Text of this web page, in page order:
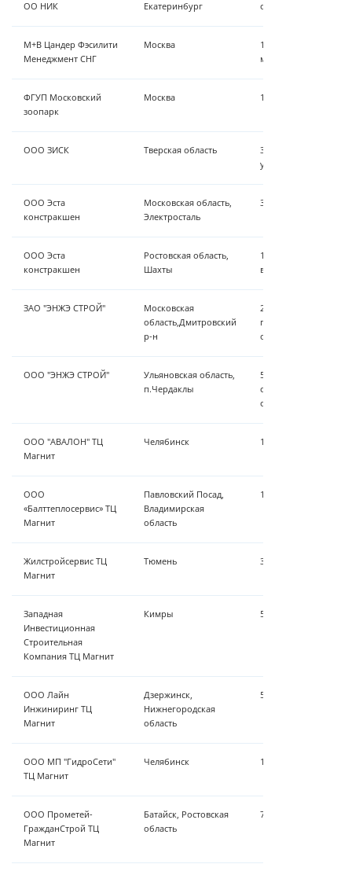
ОО НИК Екатеринбург оборудование
М+В Цандер Фэсилити
Менеджмент СНГ
Москва
10 м³ - уф-
монтаж
ФГУП Московский
зоопарк
Москва 1 м³/час -
ООО ЗИСК Тверская область
3 м³/час Установка
умягчения и УФ
ООО Эста
констракшен
Московская область,
Электросталь
3 м³/час
ООО Эста
констракшен
Ростовская область,
Шахты
10 м³/час
воды
ЗАО "ЭНЖЭ СТРОЙ"
Московская
область,Дмитровский
р-н
25 м³/час - РИВ,
подъема,
обеззараживание
ООО "ЭНЖЭ СТРОЙ"
Ульяновская область,
п.Чердаклы
5 м³/час - насосная
обезжелезивание,
обеззараживание
ООО "АВАЛОН" ТЦ
Магнит
Челябинск 1,5 м³/ч - умягчение/
ООО
«Балттеплосервис» ТЦ
Магнит
Павловский Посад,
Владимирская
область
1,5 м³/ч - умягчение/
Жилстройсервис ТЦ
Магнит
Тюмень 3 м³/ч - умягчение/
Западная
Инвестиционная
Строительная
Компания ТЦ Магнит
Кимры 5 м³/ч - умягчение/
ООО Лайн
Инжиниринг ТЦ
Магнит
Дзержинск,
Нижнегородская
область
5 м³/ч - умягчение/
ООО МП "ГидроСети"
ТЦ Магнит
Челябинск 1,5 м³/ч -
ООО Прометей-
ГражданСтрой ТЦ
Магнит
Батайск, Ростовская
область
7 м³/ч - умягчение/